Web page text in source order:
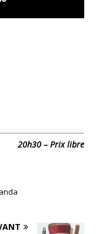
20h30 – Prix libre